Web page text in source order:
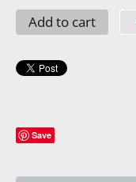
Add to cart
Save